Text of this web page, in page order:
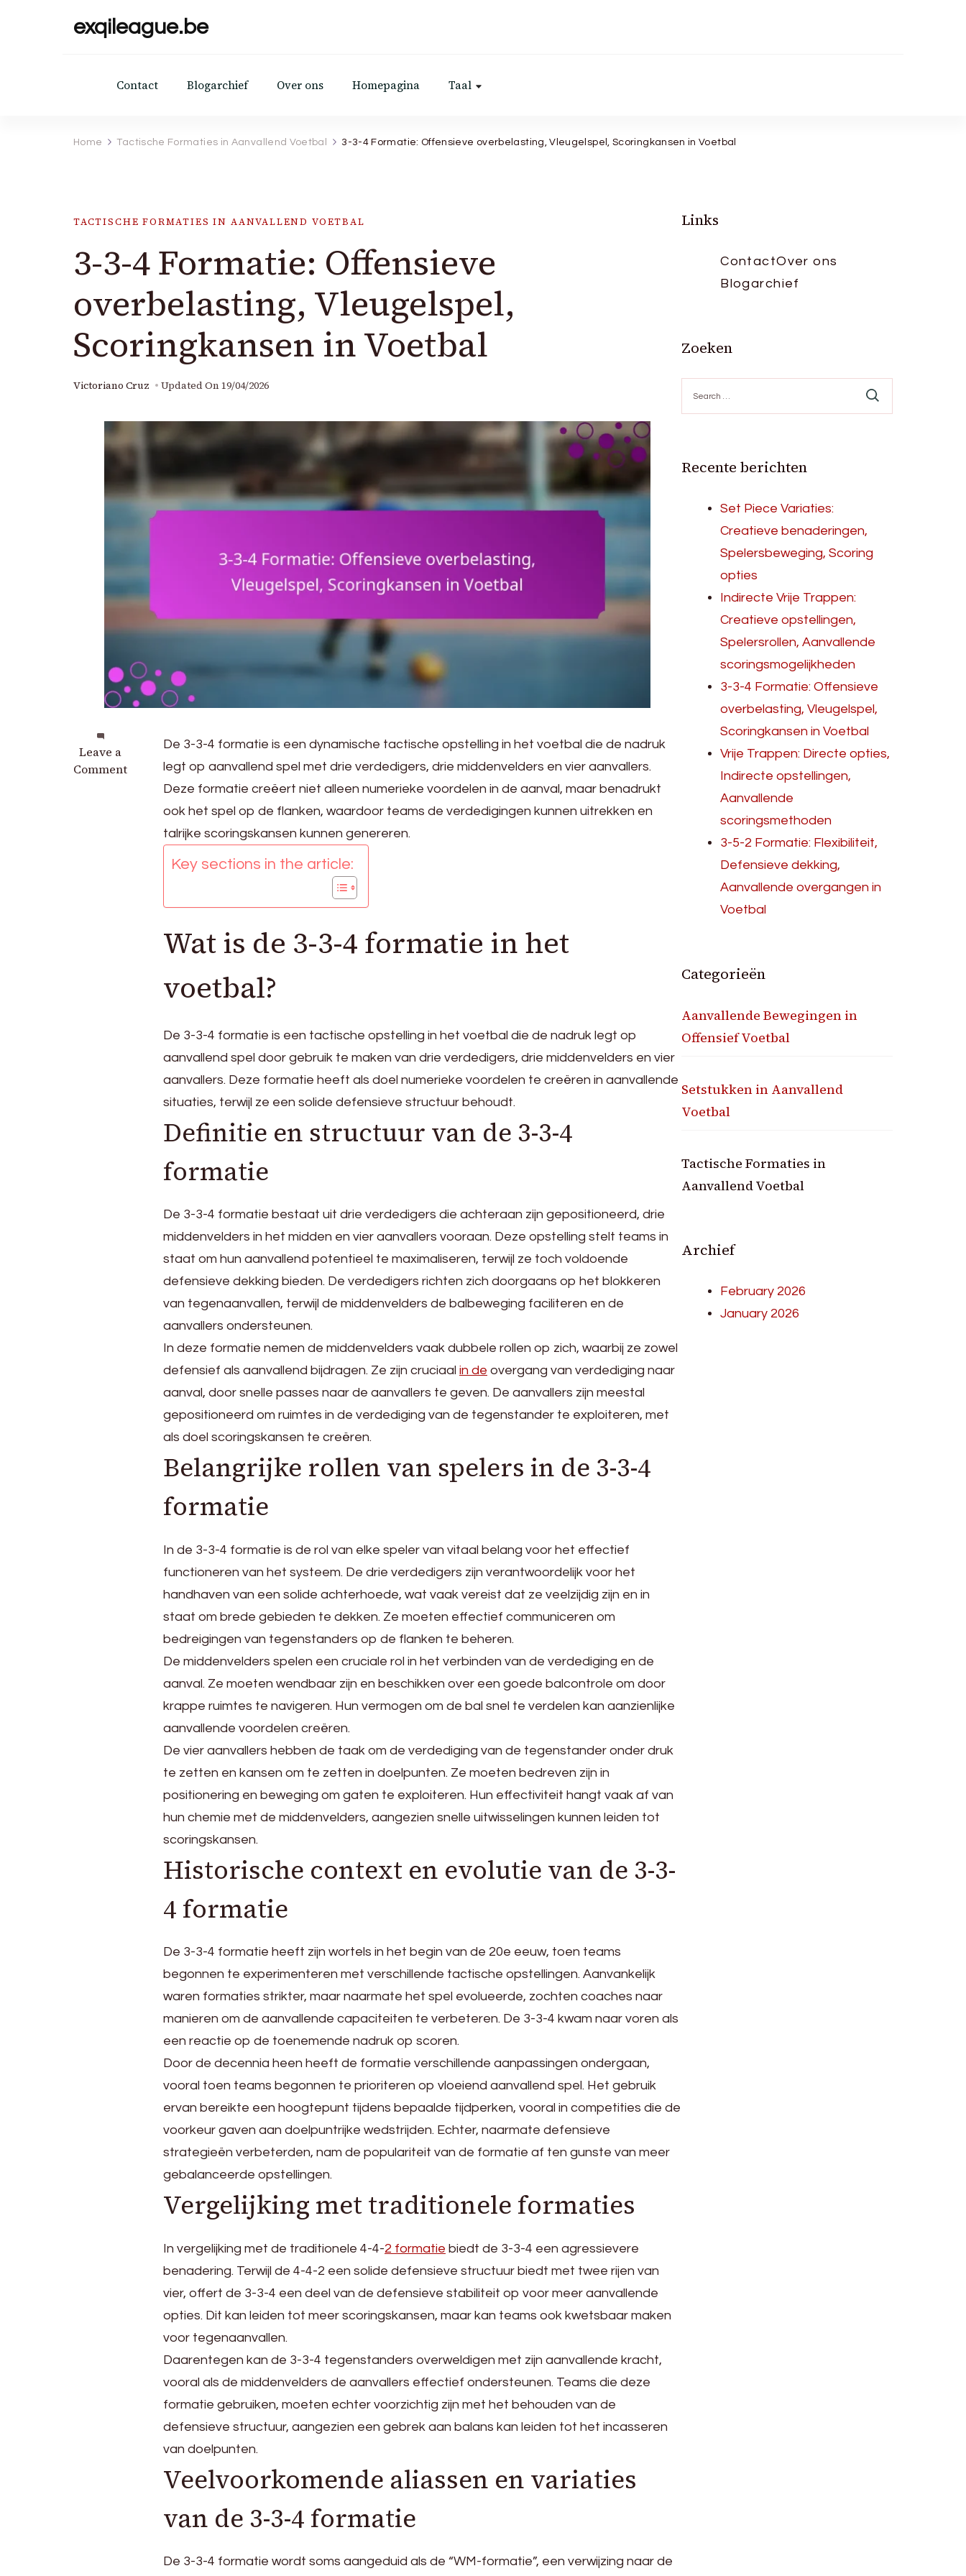
exqileague.be
Contact Blogarchief Over ons Homepagina Taal
Home Tactische Formaties in Aanvallend Voetbal 3-3-4 Formatie: Offensieve overbelasting, Vleugelspel, Scoringkansen in Voetbal
TACTISCHE FORMATIES IN AANVALLEND VOETBAL
3-3-4 Formatie: Offensieve
overbelasting, Vleugelspel,
Scoringkansen in Voetbal
Victoriano Cruz Updated On 19/04/2026
Leave a
Comment
on
3-
De 3-3-4 formatie is een dynamische tactische opstelling in het voetbal die de nadruk
legt op aanvallend spel met drie verdedigers, drie middenvelders en vier aanvallers.
Deze formatie creëert niet alleen numerieke voordelen in de aanval, maar benadrukt
ook het spel op de flanken, waardoor teams de verdedigingen kunnen uitrekken en
talrijke scoringskansen kunnen genereren.
Key sections in the article:
Wat is de 3-3-4 formatie in het
voetbal?
De 3-3-4 formatie is een tactische opstelling in het voetbal die de nadruk legt op
aanvallend spel door gebruik te maken van drie verdedigers, drie middenvelders en vier
aanvallers. Deze formatie heeft als doel numerieke voordelen te creëren in aanvallende
situaties, terwijl ze een solide defensieve structuur behoudt.
Definitie en structuur van de 3-3-4
formatie
De 3-3-4 formatie bestaat uit drie verdedigers die achteraan zijn gepositioneerd, drie
middenvelders in het midden en vier aanvallers vooraan. Deze opstelling stelt teams in
staat om hun aanvallend potentieel te maximaliseren, terwijl ze toch voldoende
defensieve dekking bieden. De verdedigers richten zich doorgaans op het blokkeren
van tegenaanvallen, terwijl de middenvelders de balbeweging faciliteren en de
aanvallers ondersteunen.
In deze formatie nemen de middenvelders vaak dubbele rollen op zich, waarbij ze zowel
defensief als aanvallend bijdragen. Ze zijn cruciaal in de overgang van verdediging naar
aanval, door snelle passes naar de aanvallers te geven. De aanvallers zijn meestal
gepositioneerd om ruimtes in de verdediging van de tegenstander te exploiteren, met
als doel scoringskansen te creëren.
Belangrijke rollen van spelers in de 3-3-4
formatie
In de 3-3-4 formatie is de rol van elke speler van vitaal belang voor het effectief
functioneren van het systeem. De drie verdedigers zijn verantwoordelijk voor het
handhaven van een solide achterhoede, wat vaak vereist dat ze veelzijdig zijn en in
staat om brede gebieden te dekken. Ze moeten effectief communiceren om
bedreigingen van tegenstanders op de flanken te beheren.
De middenvelders spelen een cruciale rol in het verbinden van de verdediging en de
aanval. Ze moeten wendbaar zijn en beschikken over een goede balcontrole om door
krappe ruimtes te navigeren. Hun vermogen om de bal snel te verdelen kan aanzienlijke
aanvallende voordelen creëren.
De vier aanvallers hebben de taak om de verdediging van de tegenstander onder druk
te zetten en kansen om te zetten in doelpunten. Ze moeten bedreven zijn in
positionering en beweging om gaten te exploiteren. Hun effectiviteit hangt vaak af van
hun chemie met de middenvelders, aangezien snelle uitwisselingen kunnen leiden tot
scoringskansen.
Historische context en evolutie van de 3-3-
4 formatie
De 3-3-4 formatie heeft zijn wortels in het begin van de 20e eeuw, toen teams
begonnen te experimenteren met verschillende tactische opstellingen. Aanvankelijk
waren formaties strikter, maar naarmate het spel evolueerde, zochten coaches naar
manieren om de aanvallende capaciteiten te verbeteren. De 3-3-4 kwam naar voren als
een reactie op de toenemende nadruk op scoren.
Door de decennia heen heeft de formatie verschillende aanpassingen ondergaan,
vooral toen teams begonnen te prioriteren op vloeiend aanvallend spel. Het gebruik
ervan bereikte een hoogtepunt tijdens bepaalde tijdperken, vooral in competities die de
voorkeur gaven aan doelpuntrijke wedstrijden. Echter, naarmate defensieve
strategieën verbeterden, nam de populariteit van de formatie af ten gunste van meer
gebalanceerde opstellingen.
Vergelijking met traditionele formaties
In vergelijking met de traditionele 4-4-2 formatie biedt de 3-3-4 een agressievere
benadering. Terwijl de 4-4-2 een solide defensieve structuur biedt met twee rijen van
vier, offert de 3-3-4 een deel van de defensieve stabiliteit op voor meer aanvallende
opties. Dit kan leiden tot meer scoringskansen, maar kan teams ook kwetsbaar maken
voor tegenaanvallen.
Daarentegen kan de 3-3-4 tegenstanders overweldigen met zijn aanvallende kracht,
vooral als de middenvelders de aanvallers effectief ondersteunen. Teams die deze
formatie gebruiken, moeten echter voorzichtig zijn met het behouden van de
defensieve structuur, aangezien een gebrek aan balans kan leiden tot het incasseren
van doelpunten.
Veelvoorkomende aliassen en variaties
van de 3-3-4 formatie
De 3-3-4 formatie wordt soms aangeduid als de “WM-formatie”, een verwijzing naar de
Links
ContactOver ons
Blogarchief
Zoeken
for:
Recente berichten
Set Piece Variaties:
Creatieve benaderingen,
Spelersbeweging, Scoring
opties
Indirecte Vrije Trappen:
Creatieve opstellingen,
Spelersrollen, Aanvallende
scoringsmogelijkheden
3-3-4 Formatie: Offensieve
overbelasting, Vleugelspel,
Scoringkansen in Voetbal
Vrije Trappen: Directe opties,
Indirecte opstellingen,
Aanvallende
scoringsmethoden
3-5-2 Formatie: Flexibiliteit,
Defensieve dekking,
Aanvallende overgangen in
Voetbal
Categorieën
Aanvallende Bewegingen in
Offensief Voetbal
Setstukken in Aanvallend
Voetbal
Tactische Formaties in
Aanvallend Voetbal
Archief
February 2026
January 2026